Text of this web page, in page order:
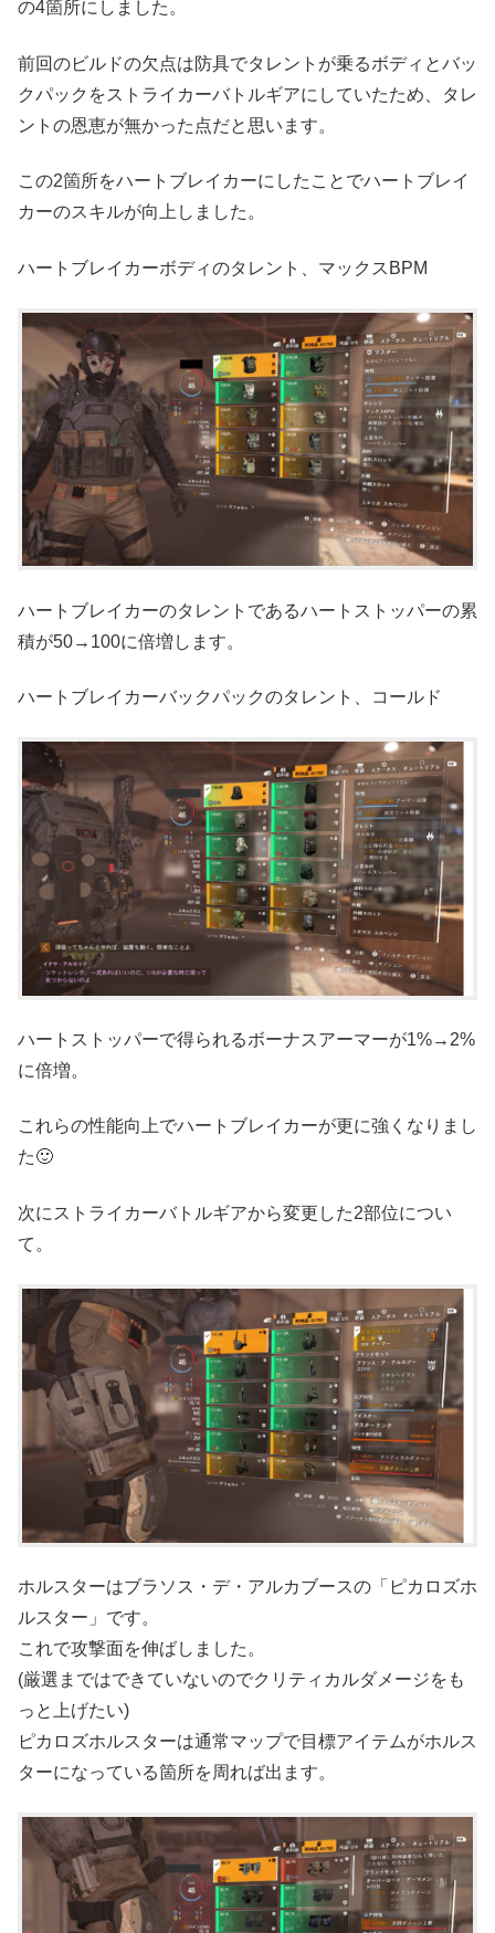
の4箇所にしました。
前回のビルドの欠点は防具でタレントが乗るボディとバッ
クパックをストライカーバトルギアにしていたため、タレ
ントの恩恵が無かった点だと思います。
この2箇所をハートブレイカーにしたことでハートブレイ
カーのスキルが向上しました。
ハートブレイカーボディのタレント、マックスBPM
ハートブレイカーのタレントであるハートストッパーの累
積が50→100に倍増します。
ハートブレイカーバックパックのタレント、コールド
ハートストッパーで得られるボーナスアーマーが1%→2%
に倍増。
これらの性能向上でハートブレイカーが更に強くなりまし
た🙂
次にストライカーバトルギアから変更した2部位につい
て。
ホルスターはブラソス・デ・アルカブースの「ピカロズホ
ルスター」です。
これで攻撃面を伸ばしました。
(厳選まではできていないのでクリティカルダメージをも
っと上げたい)
ピカロズホルスターは通常マップで目標アイテムがホルス
ターになっている箇所を周れば出ます。